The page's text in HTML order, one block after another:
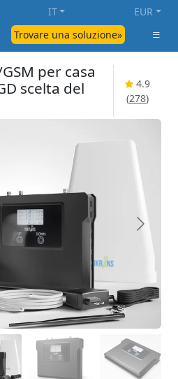
Trovare una soluzione»
IT EUR
per casa
scelta del
4.9
(278)